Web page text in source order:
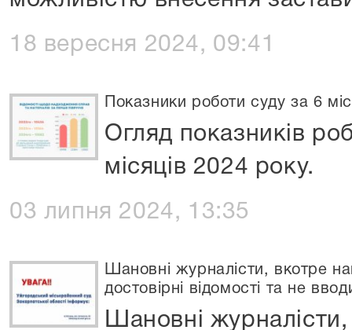
18 вересня 2024, 09:41
Показники роботи суду за 6
Огляд показників
місяців 2024 року.
03 липня 2024, 13:35
Шановні журналісти, вкотре
достовірні відомості та не
Шановні